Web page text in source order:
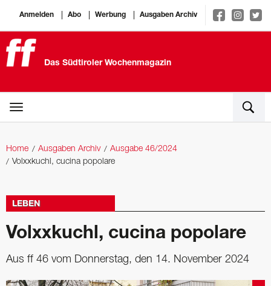
Anmelden Abo Werbung Ausgaben Archiv
Das Südtiroler Wochenmagazin
Home Ausgaben Archiv
Ausgabe 46/2024
Volxxkuchl, cucina popolare
LEBEN
Volxxkuchl, cucina popolare
Aus ff 46 vom Donnerstag, den 14. November 2024